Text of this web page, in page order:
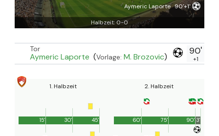
Aymeric Laporte 90'+1'
Halbzeit: 0-0
90'
+1
Tor
Aymeric Laporte (Vorlage: M. Brozovic)
1. Halbzeit
45'
15' 30'
2. Halbzeit
90'
60' 75' 3'